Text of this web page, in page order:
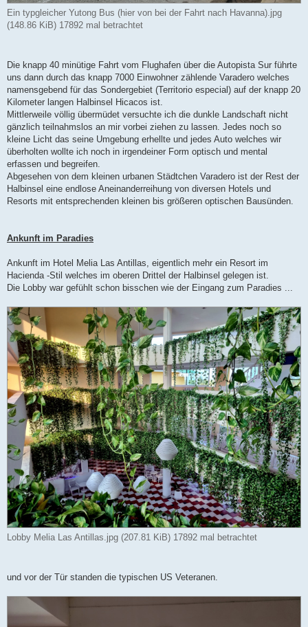
Ein typgleicher Yutong Bus (hier von bei der Fahrt nach Havanna).jpg
(148.86 KiB) 17892 mal betrachtet
Die knapp 40 minütige Fahrt vom Flughafen über die Autopista Sur führte
uns dann durch das knapp 7000 Einwohner zählende Varadero welches
namensgebend für das Sondergebiet (Territorio especial) auf der knapp 20
Kilometer langen Halbinsel Hicacos ist.
Mittlerweile völlig übermüdet versuchte ich die dunkle Landschaft nicht
gänzlich teilnahmslos an mir vorbei ziehen zu lassen. Jedes noch so
kleine Licht das seine Umgebung erhellte und jedes Auto welches wir
überholten wollte ich noch in irgendeiner Form optisch und mental
erfassen und begreifen.
Abgesehen von dem kleinen urbanen Städtchen Varadero ist der Rest der
Halbinsel eine endlose Aneinanderreihung von diversen Hotels und
Resorts mit entsprechenden kleinen bis größeren optischen Bausünden.
Ankunft im Paradies
Ankunft im Hotel Melia Las Antillas, eigentlich mehr ein Resort im
Hacienda -Stil welches im oberen Drittel der Halbinsel gelegen ist.
Die Lobby war gefühlt schon bisschen wie der Eingang zum Paradies ...
Lobby Melia Las Antillas.jpg (207.81 KiB) 17892 mal betrachtet
und vor der Tür standen die typischen US Veteranen.